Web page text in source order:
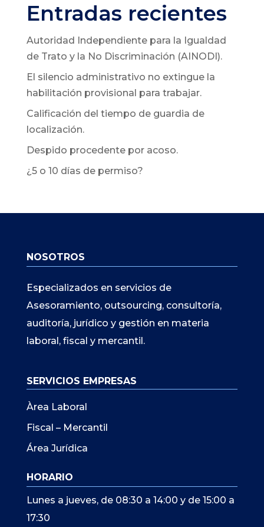
Entradas recientes
Autoridad Independiente para la Igualdad
de Trato y la No Discriminación (AINODI).
El silencio administrativo no extingue la
habilitación provisional para trabajar.
Calificación del tiempo de guardia de
localización.
Despido procedente por acoso.
¿5 o 10 días de permiso?
NOSOTROS
Especializados en servicios de
Asesoramiento, outsourcing, consultoría,
auditoría, jurídico y gestión en materia
laboral, fiscal y mercantil.
SERVICIOS EMPRESAS
Àrea Laboral
Fiscal – Mercantil
Área Jurídica
HORARIO
Lunes a jueves, de 08:30 a 14:00 y de 15:00 a
17:30